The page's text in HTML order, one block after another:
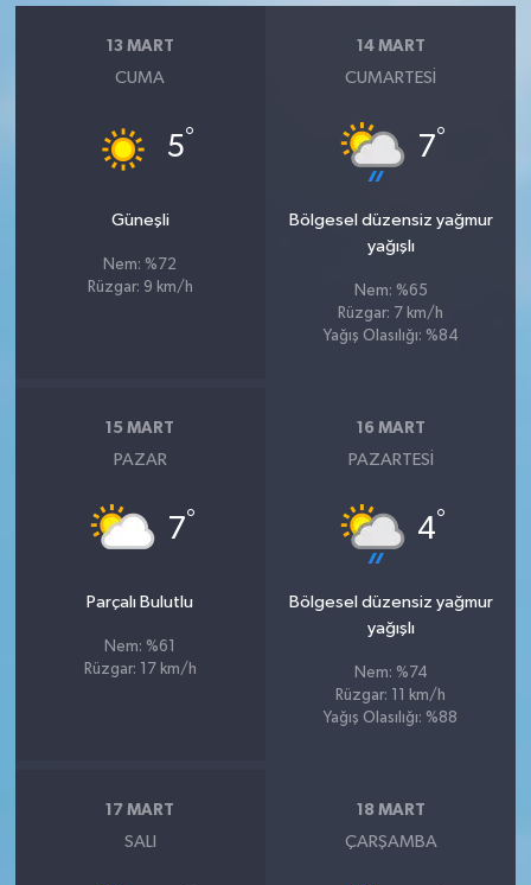
13 MART
CUMA
5°
Güneşli
Nem: %72
Rüzgar: 9 km/h
14 MART
CUMARTESI
7°
Bölgesel düzensiz yağmur
yağışlı
Nem: %65
Rüzgar: 7 km/h
Yağış Olasılığı: %84
15 MART
PAZAR
7°
Parçalı Bulutlu
Nem: %61
Rüzgar: 17 km/h
16 MART
PAZARTESI
4°
Bölgesel düzensiz yağmur
yağışlı
Nem: %74
Rüzgar: 11 km/h
Yağış Olasılığı: %88
17 MART
SALI
18 MART
ÇARŞAMBA